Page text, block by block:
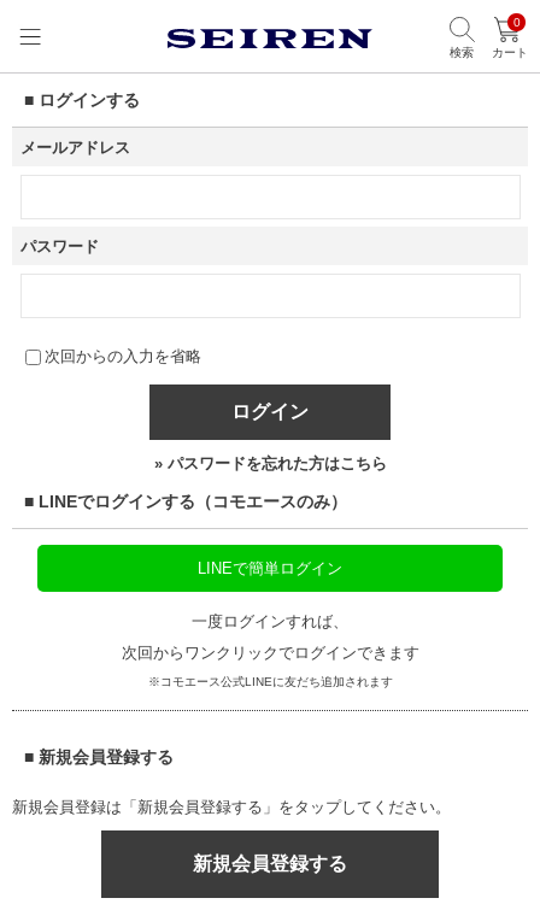
検索
0
カート
■ ログインする
メールアドレス
パスワード
次回からの入力を省略
ログイン
» パスワードを忘れた方はこちら
■ LINEでログインする（コモエースのみ）
LINEで簡単ログイン
一度ログインすれば、
次回からワンクリックでログインできます
※コモエース公式LINEに友だち追加されます
■ 新規会員登録する
新規会員登録は「新規会員登録する」をタップしてください。
新規会員登録する